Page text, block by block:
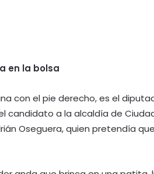
en la bolsa
con el pie derecho, es el
candidato a la alcaldía de
Oseguera, quien pretendía